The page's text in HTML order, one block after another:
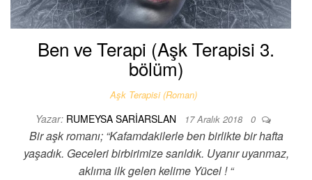
Ben ve Terapi (Aşk Terapisi 3.
bölüm)
Aşk Terapisi (Roman)
Yazar: RUMEYSA SARIARSLAN 17 Aralık 2018 0
Bir aşk romanı; “Kafamdakilerle ben birlikte bir hafta
yaşadık. Geceleri birbirimize sarıldık. Uyanır uyanmaz,
aklıma ilk gelen kelime Yücel ! “